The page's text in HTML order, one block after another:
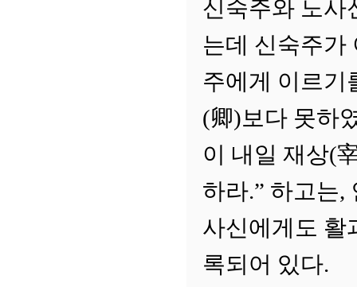
신숙주와 노사
는데 신숙주가
주에게 이르기
(卿)보다 못하
이 내일 재상(
하라.” 하고는,
사신에게도 활
록되어 있다.